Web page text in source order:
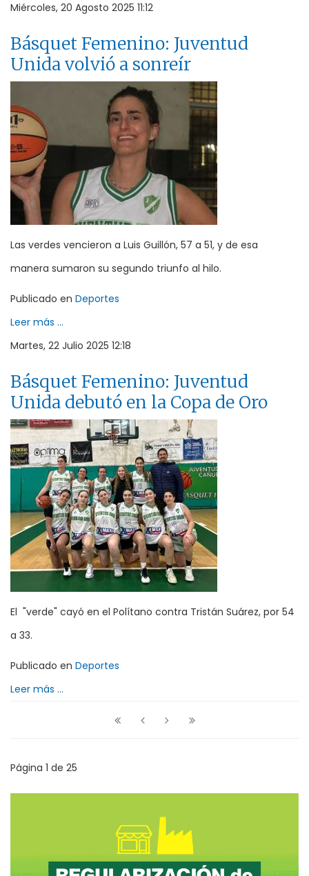
Miércoles, 20 Agosto 2025 11:12
Básquet Femenino: Juventud
Unida volvió a sonreír
Las verdes vencieron a Luis Guillón, 57 a 51, y de esa
manera sumaron su segundo triunfo al hilo.
Publicado en Deportes
Leer más ...
Martes, 22 Julio 2025 12:18
Básquet Femenino: Juventud
Unida debutó en la Copa de Oro
El "verde" cayó en el Polítano contra Tristán Suárez, por 54
a 33.
Publicado en Deportes
Leer más ...
Página 1 de 25